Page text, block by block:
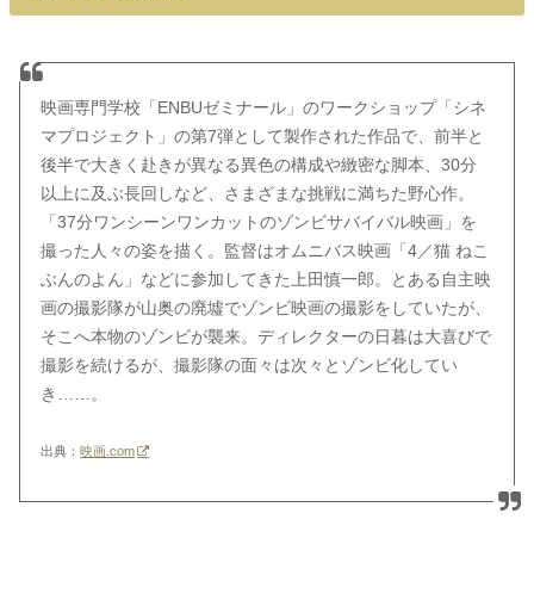
映画専門学校「ENBUゼミナール」のワークショップ「シネ
マプロジェクト」の第7弾として製作された作品で、前半と
後半で大きく赴きが異なる異色の構成や緻密な脚本、30分
以上に及ぶ長回しなど、さまざまな挑戦に満ちた野心作。
「37分ワンシーンワンカットのゾンビサバイバル映画」を
撮った人々の姿を描く。監督はオムニバス映画「4／猫 ねこ
ぶんのよん」などに参加してきた上田慎一郎。とある自主映
画の撮影隊が山奥の廃墟でゾンビ映画の撮影をしていたが、
そこへ本物のゾンビが襲来。ディレクターの日暮は大喜びで
撮影を続けるが、撮影隊の面々は次々とゾンビ化してい
き……。
出典：映画.com